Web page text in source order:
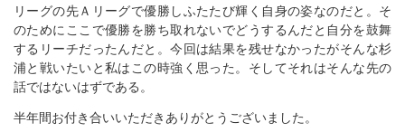
リーグの先Ａリーグで優勝しふたたび輝く自身の姿なのだと。そ
のためにここで優勝を勝ち取れないでどうするんだと自分を鼓舞
するリーチだったんだと。今回は結果を残せなかったがそんな杉
浦と戦いたいと私はこの時強く思った。そしてそれはそんな先の
話ではないはずである。
半年間お付き合いいただきありがとうございました。